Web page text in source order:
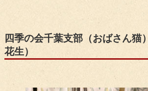
四季の会千葉支部（おばさん猫
花生）